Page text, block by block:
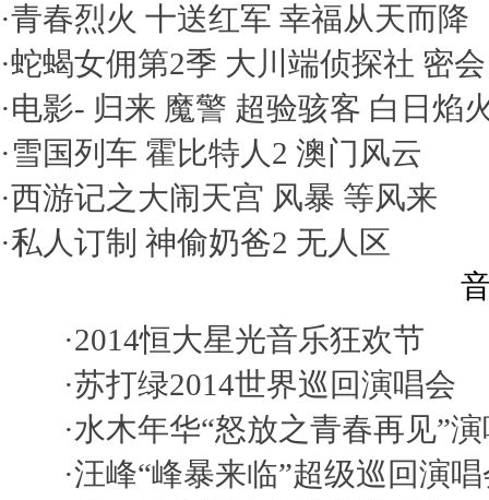
·青春烈火 十送红军 幸福从天而降
·蛇蝎女佣第2季 大川端侦探社 密会
·电影- 归来 魔警 超验骇客 白日焰
·雪国列车 霍比特人2 澳门风云
·西游记之大闹天宫 风暴 等风来
·私人订制 神偷奶爸2 无人区
·2014恒大星光音乐狂欢节
·苏打绿2014世界巡回演唱会
·水木年华“怒放之青春再见”
·汪峰“峰暴来临”超级巡回演